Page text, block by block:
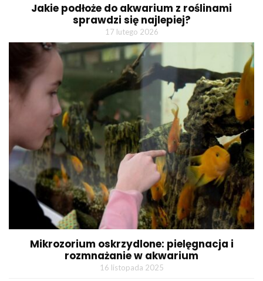
Jakie podłoże do akwarium z roślinami
sprawdzi się najlepiej?
17 lutego 2026
Mikrozorium oskrzydlone: pielęgnacja i
rozmnażanie w akwarium
16 listopada 2025